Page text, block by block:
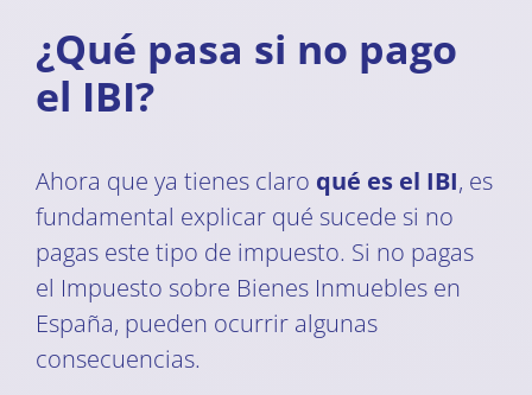
¿Qué pasa si no pago
el IBI?
Ahora que ya tienes claro qué es el IBI, es
fundamental explicar qué sucede si no
pagas este tipo de impuesto. Si no pagas
el Impuesto sobre Bienes Inmuebles en
España, pueden ocurrir algunas
consecuencias.